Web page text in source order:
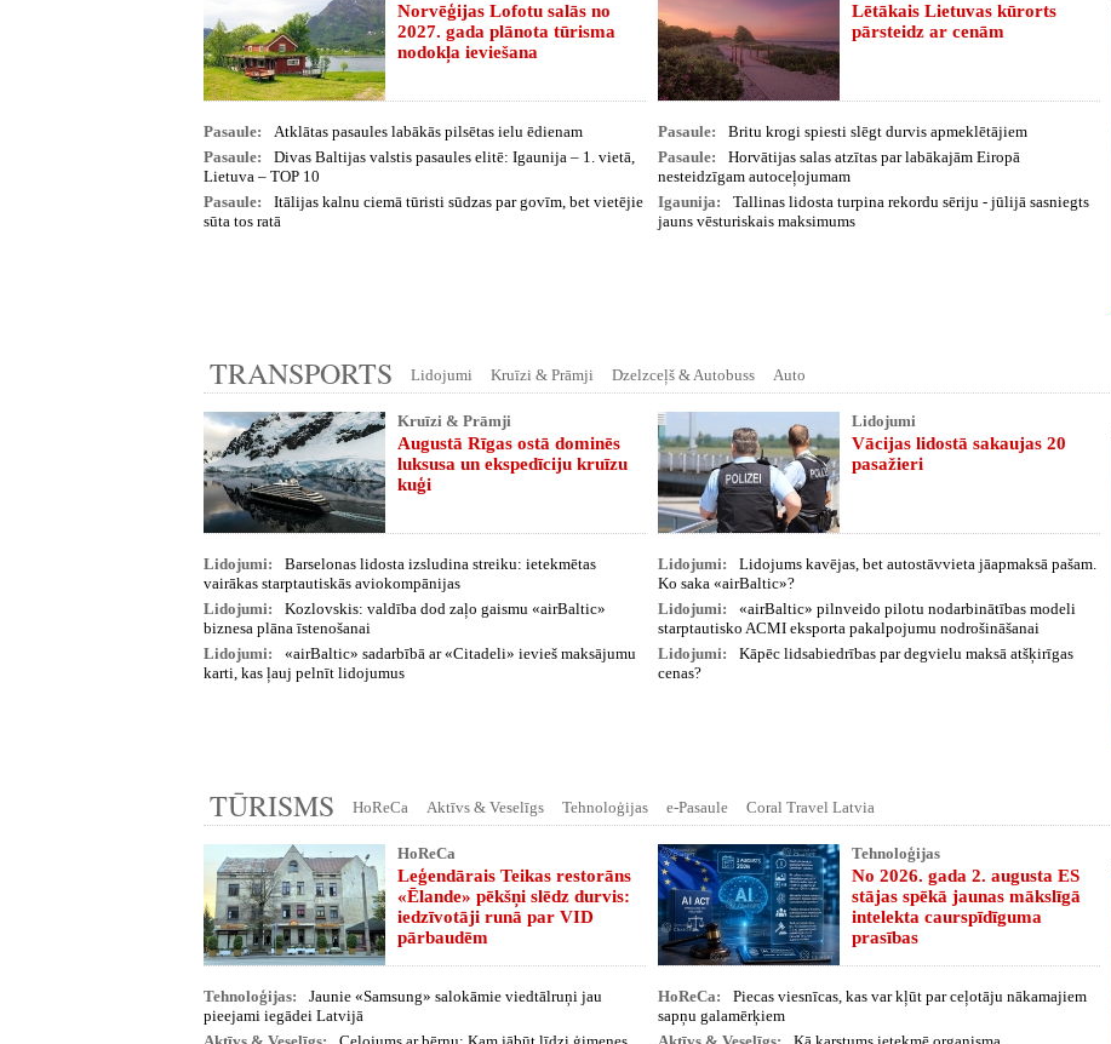
Norvēģijas Lofotu salās no
2027. gada plānota tūrisma
nodokļa ieviešana
Pasaule:
Atklātas pasaules labākās pilsētas ielu ēdienam
Pasaule:
Divas Baltijas valstis pasaules elitē: Igaunija – 1. vietā,
Lietuva – TOP 10
Pasaule:
Itālijas kalnu ciemā tūristi sūdzas par govīm, bet vietējie
sūta tos ratā
Lētākais Lietuvas kūrorts
pārsteidz ar cenām
Pasaule:
Britu krogi spiesti slēgt durvis apmeklētājiem
Pasaule:
Horvātijas salas atzītas par labākajām Eiropā
nesteidzīgam autoceļojumam
Igaunija:
Tallinas lidosta turpina rekordu sēriju - jūlijā sasniegts
jauns vēsturiskais maksimums
TRANSPORTS Lidojumi Kruīzi & Prāmji Dzelzceļš & Autobuss Auto
Kruīzi & Prāmji
Augustā Rīgas ostā dominēs
luksusa un ekspedīciju kruīzu
kuģi
Lidojumi:
Barselonas lidosta izsludina streiku: ietekmētas
vairākas starptautiskās aviokompānijas
Lidojumi:
Kozlovskis: valdība dod zaļo gaismu «airBaltic»
biznesa plāna īstenošanai
Lidojumi:
«airBaltic» sadarbībā ar «Citadeli» ievieš maksājumu
karti, kas ļauj pelnīt lidojumus
Lidojumi
Vācijas lidostā sakaujas 20
pasažieri
Lidojumi:
Lidojums kavējas, bet autostāvvieta jāapmaksā pašam.
Ko saka «airBaltic»?
Lidojumi:
«airBaltic» pilnveido pilotu nodarbinātības modeli
starptautisko ACMI eksporta pakalpojumu nodrošināšanai
Lidojumi:
Kāpēc lidsabiedrības par degvielu maksā atšķirīgas
cenas?
TŪRISMS HoReCa Aktīvs & Veselīgs Tehnoloģijas e-Pasaule Coral Travel Latvia
HoReCa
Leģendārais Teikas restorāns
«Ēlande» pēkšņi slēdz durvis:
iedzīvotāji runā par VID
pārbaudēm
Tehnoloģijas:
Jaunie «Samsung» salokāmie viedtālruņi jau
pieejami iegādei Latvijā
Tehnoloģijas
No 2026. gada 2. augusta ES
stājas spēkā jaunas mākslīgā
intelekta caurspīdīguma
prasības
HoReCa:
Piecas viesnīcas, kas var kļūt par ceļotāju nākamajiem
sapņu galamērķiem